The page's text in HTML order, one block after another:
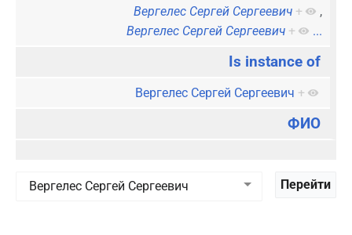
Вергелес Сергей Сергеевич +
,
Вергелес Сергей Сергеевич + ...
Is instance of
Вергелес Сергей Сергеевич +
ФИО